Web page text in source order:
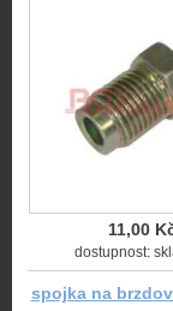
11,00
dostupnost:
spojka na